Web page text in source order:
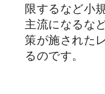
限するなど小
主流になるな
策が施された
るのです。